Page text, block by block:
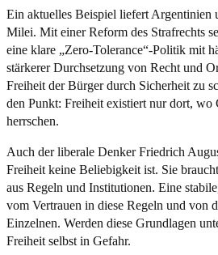
Ein aktuelles Beispiel liefert Argentinien
Milei. Mit einer Reform des Strafrechts
eine klare „Zero-Tolerance“-Politik mit
stärkerer Durchsetzung von Recht und
Freiheit der Bürger durch Sicherheit zu
den Punkt: Freiheit existiert nur dort, wo
herrschen.
Auch der liberale Denker Friedrich
Freiheit keine Beliebigkeit ist. Sie
aus Regeln und Institutionen. Eine
vom Vertrauen in diese Regeln und von
Einzelnen. Werden diese Grundlagen
Freiheit selbst in Gefahr.